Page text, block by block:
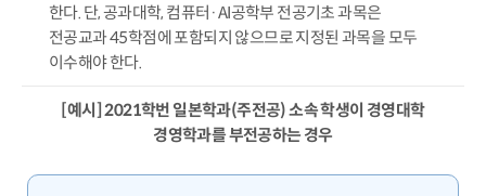
한다. 단, 공과대학, 컴퓨터·AI공학부 전공기초 과목은
전공교과 45학점에 포함되지 않으므로 지정된 과목을 모두
이수해야 한다.
[예시] 2021학번 일본학과(주전공) 소속 학생이 경영대학
경영학과를 부전공하는 경우